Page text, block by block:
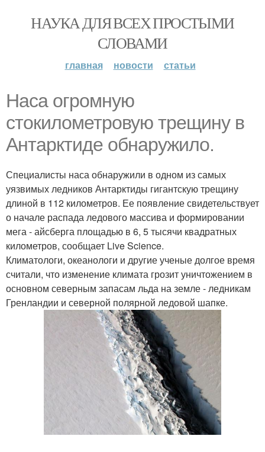
НАУКА ДЛЯ ВСЕХ ПРОСТЫМИ
СЛОВАМИ
главная новости статьи
Наса огромную
стокилометровую трещину в
Антарктиде обнаружило.
Специалисты наса обнаружили в одном из самых
уязвимых ледников Антарктиды гигантскую трещину
длиной в 112 километров. Ее появление свидетельствует
о начале распада ледового массива и формировании
мега - айсберга площадью в 6, 5 тысячи квадратных
километров, сообщает Live Science.
Климатологи, океанологи и другие ученые долгое время
считали, что изменение климата грозит уничтожением в
основном северным запасам льда на земле - ледникам
Гренландии и северной полярной ледовой шапке.